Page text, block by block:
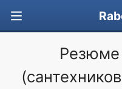
Резюме